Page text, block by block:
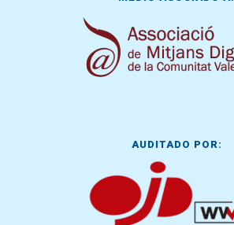
AUDITADO POR: